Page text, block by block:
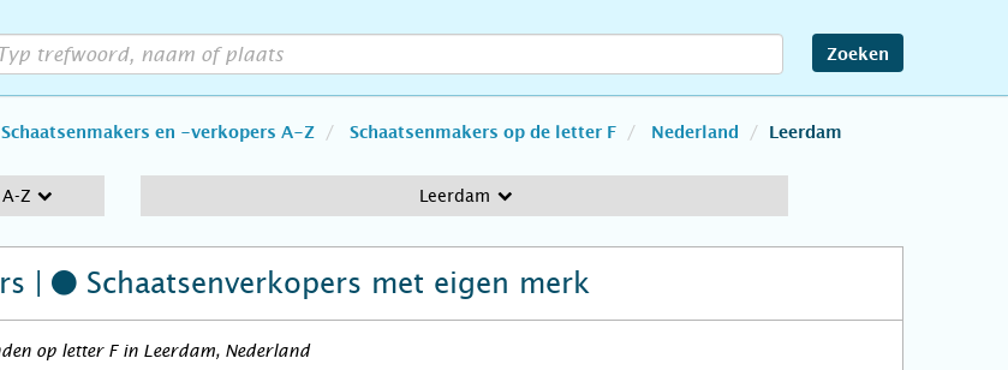
Zoeken
Schaatsenmakers en -verkopers A-Z Schaatsenmakers op de letter F Nederland Leerdam
A-Z Leerdam
| Schaatsenverkopers met eigen merk
op letter F in Leerdam, Nederland